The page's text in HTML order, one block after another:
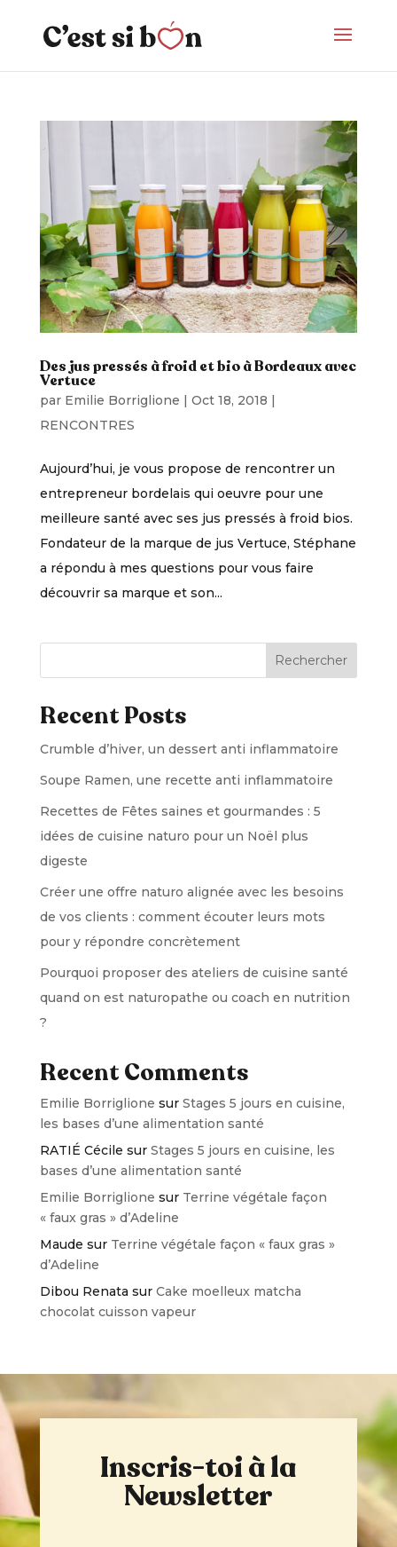
Des jus pressés à froid et bio à Bordeaux avec
Vertuce
par Emilie Borriglione | Oct 18, 2018 |
RENCONTRES
Aujourd’hui, je vous propose de rencontrer un
entrepreneur bordelais qui oeuvre pour une
meilleure santé avec ses jus pressés à froid bios.
Fondateur de la marque de jus Vertuce, Stéphane
a répondu à mes questions pour vous faire
découvrir sa marque et son...
Rechercher
Recent Posts
Crumble d’hiver, un dessert anti inflammatoire
Soupe Ramen, une recette anti inflammatoire
Recettes de Fêtes saines et gourmandes : 5
idées de cuisine naturo pour un Noël plus
digeste
Créer une offre naturo alignée avec les besoins
de vos clients : comment écouter leurs mots
pour y répondre concrètement
Pourquoi proposer des ateliers de cuisine santé
quand on est naturopathe ou coach en nutrition
?
Recent Comments
Emilie Borriglione sur Stages 5 jours en cuisine,
les bases d’une alimentation santé
RATIÉ Cécile sur Stages 5 jours en cuisine, les
bases d’une alimentation santé
Emilie Borriglione sur Terrine végétale façon
« faux gras » d’Adeline
Maude sur Terrine végétale façon « faux gras »
d’Adeline
Dibou Renata sur Cake moelleux matcha
chocolat cuisson vapeur
Inscris-toi à la
Newsletter